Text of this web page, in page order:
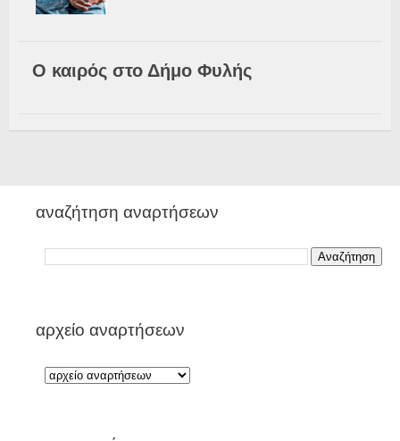
Ο καιρός στο Δήμο Φυλής
αναζήτηση αναρτήσεων
αρχείο αναρτήσεων